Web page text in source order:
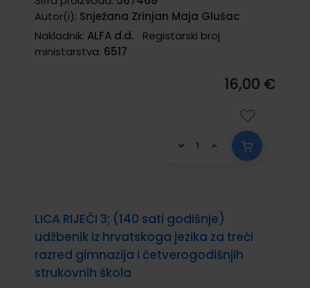
Autor(i): Snježana Zrinjan Maja Glušac
Nakladnik: ALFA d.d.
Registarski broj
ministarstva: 6517
16,00 €
LICA RIJEČI 3; (140 sati godišnje)
udžbenik iz hrvatskoga jezika za treći
razred gimnazija i četverogodišnjih
strukovnih škola